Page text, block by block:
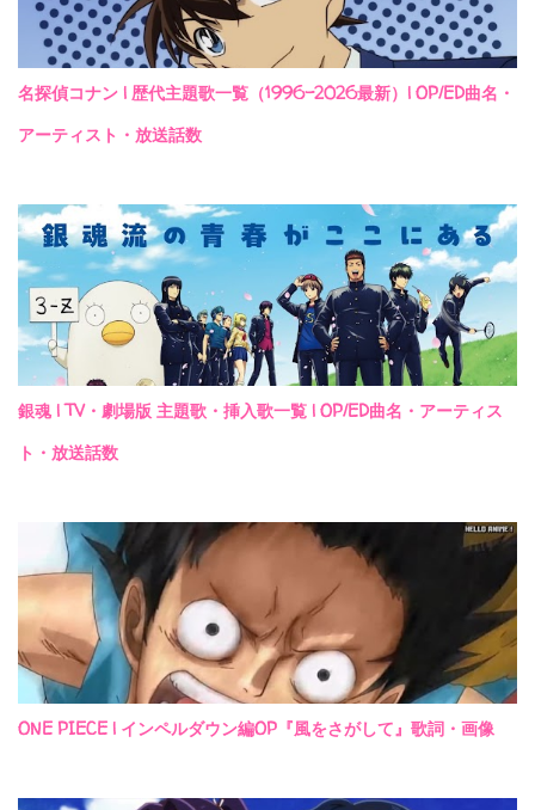
名探偵コナン | 歴代主題歌一覧（1996-2026最新）| OP/ED曲名・
アーティスト・放送話数
銀魂 | TV・劇場版 主題歌・挿入歌一覧 | OP/ED曲名・アーティス
ト・放送話数
ONE PIECE | インペルダウン編OP『風をさがして』歌詞・画像